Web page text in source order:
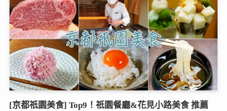
[京都祇園美食] Top9！祇園餐廳&花見小路美食 推薦